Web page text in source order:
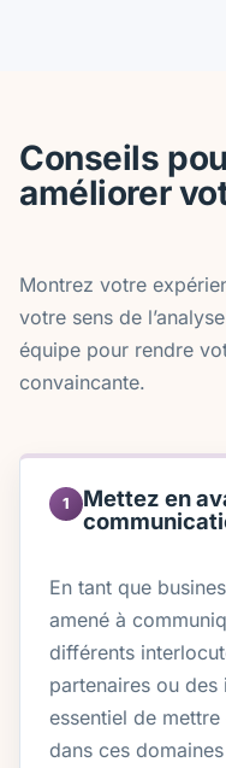
Conseils
améliorer
Montrez votre
votre sens de
équipe pour rendre
convaincante.
1
Mettez en
En tant que
amené à
différents
partenaires ou des
essentiel de
dans ces